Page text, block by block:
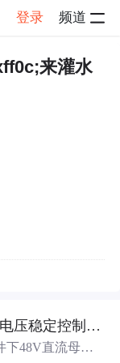
登录 频道
来灌水
间歇性光伏出力下 48V 直流母线电压稳定控制及储能双向充放电闭环调控体系研究（Simulink仿真实现）
下48V直流母线